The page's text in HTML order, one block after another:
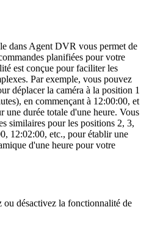
dans Agent DVR vous permet de
planifiées pour votre
est conçue pour faciliter les
Par exemple, vous pouvez
déplacer la caméra à la position 1
en commençant à 12:00:00, et
une durée totale d'une heure. Vous
similaires pour les positions 2, 3,
12:02:00, etc., pour établir une
d'une heure pour votre
ou désactivez la fonctionnalité de